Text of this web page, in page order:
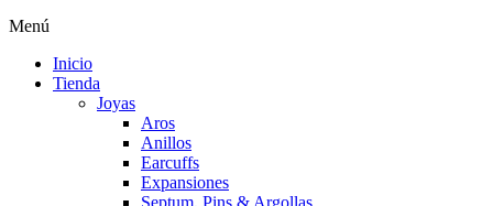
Menú
Inicio
Tienda
Joyas
Aros
Anillos
Earcuffs
Expansiones